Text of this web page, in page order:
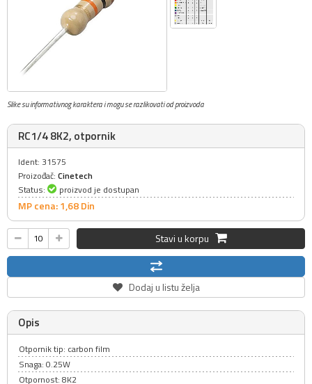
Slike su informativnog karaktera i mogu se razlikovati od proizvoda
RC1/4 8K2, otpornik
Ident: 31575
Proizođač: Cinetech
Status:
proizvod je dostupan
MP cena: 1,68Din
Stavi u korpu
Dodaj u listu želja
Opis
Otpornik tip: carbon film
Snaga: 0.25W
Otpornost: 8K2